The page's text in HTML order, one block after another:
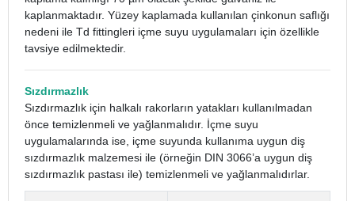
kaplanmaktadır. Yüzey kaplamada kullanılan çinkonun saflığı
nedeni ile Td fittingleri içme suyu uygulamaları için özellikle
tavsiye edilmektedir.
Sızdırmazlık
Sızdırmazlık için halkalı rakorların yatakları kullanılmadan
önce temizlenmeli ve yağlanmalıdır. İçme suyu
uygulamalarında ise, içme suyunda kullanıma uygun diş
sızdırmazlık malzemesi ile (örneğin DIN 3066’a uygun diş
sızdırmazlık pastası ile) temizlenmeli ve yağlanmalıdırlar.